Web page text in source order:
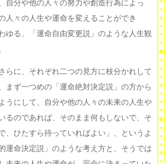
自分や他の人々の努力や創造行為によっ
人々の人生や運命を変えることができ
ゆる、「運命自由変更説」のような人生観
らに、それぞれ二つの見方に枝分かれして
まず一つめの「運命絶対決定説」の方から
うにして、自分や他の人々の未来の人生や
るのであれば、そのまま何もしないで、そ
、ひたすら待っていればよい」、というよ
運命決定説」のような考え方と、そうでは